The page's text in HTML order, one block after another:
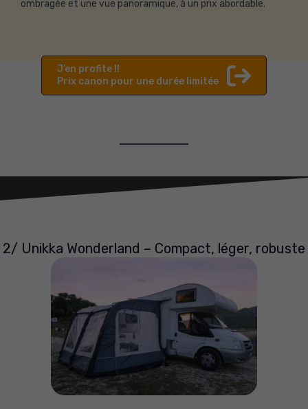
ombragée et une vue panoramique, à un prix abordable.
J’en profite !!
Prix canon pour une durée limitée
2/ Unikka Wonderland – Compact, léger, robuste